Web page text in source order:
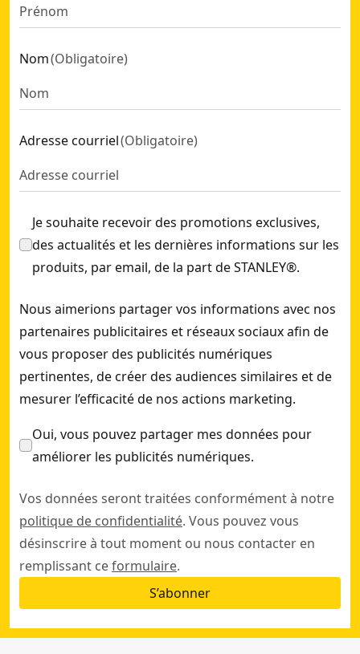
Nom(Obligatoire)
Adresse courriel(Obligatoire)
Je souhaite recevoir des promotions exclusives,
des actualités et les dernières informations sur les
produits, par email, de la part de STANLEY®.
Nous aimerions partager vos informations avec nos
partenaires publicitaires et réseaux sociaux afin de
vous proposer des publicités numériques
pertinentes, de créer des audiences similaires et de
mesurer l’efficacité de nos actions marketing.
Oui, vous pouvez partager mes données pour
améliorer les publicités numériques.
Vos données seront traitées conformément à notre
politique de confidentialité. Vous pouvez vous
désinscrire à tout moment ou nous contacter en
remplissant ceformulaire.
S’abonner